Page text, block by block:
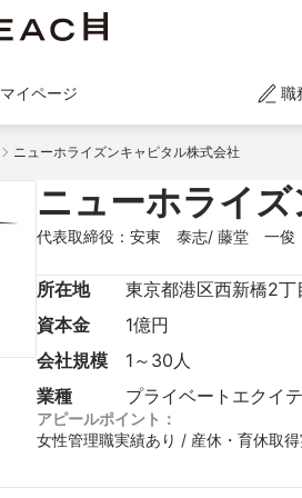
マイページ 職
ニューホライズンキャピタル株式会社
ニューホライ
代表取締役：安東　泰志/ 藤堂　一俊
所在地
東京都港区西新橋2
資本金
1億円
会社規模
1～30人
業種
プライベートエクイ
アピールポイント：
女性管理職実績あり / 産休・育休取得